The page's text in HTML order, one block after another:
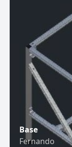
Base
Fernando